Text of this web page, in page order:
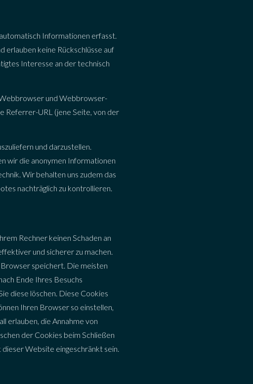
Informationen erfasst.
erlauben keine Rückschlüsse auf
Interesse an der technisch
und Webbrowser-
Referrer-URL (jene Seite, von der
und darzustellen.
wir die anonymen Informationen
Wir behalten uns zudem das
nachträglich zu kontrollieren.
Rechner keinen Schaden an
und sicherer zu machen.
speichert. Die meisten
Ende Ihres Besuchs
diese löschen. Diese Cookies
Ihren Browser so einstellen,
erlauben, die Annahme von
der Cookies beim Schließen
Website eingeschränkt sein.